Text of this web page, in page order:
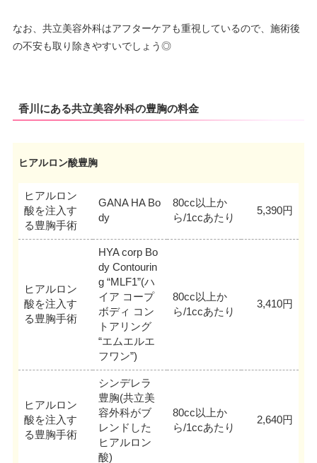
なお、共立美容外科はアフターケアも重視しているので、施術後
の不安も取り除きやすいでしょう◎
香川にある共立美容外科の豊胸の料金
ヒアルロン酸豊胸
ヒアルロン
酸を注入す
る豊胸手術
GANA HA Bo
dy
80cc以上か
ら/1ccあたり
5,390円
ヒアルロン
酸を注入す
る豊胸手術
HYA corp Bo
dy Contourin
g “MLF1”(ハ
イア コープ
ボディ コン
トアリング
“エムエルエ
フワン”)
80cc以上か
ら/1ccあたり
3,410円
ヒアルロン
酸を注入す
る豊胸手術
シンデレラ
豊胸(共立美
容外科がブ
レンドした
ヒアルロン
酸)
80cc以上か
ら/1ccあたり
2,640円